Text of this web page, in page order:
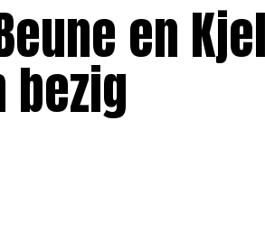
en
bezig